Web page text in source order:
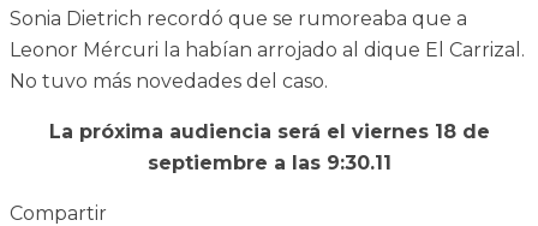
Sonia Dietrich recordó que se rumoreaba que a
Leonor Mércuri la habían arrojado al dique El Carrizal.
No tuvo más novedades del caso.
La próxima audiencia será el viernes 18 de
septiembre a las 9:30.11
Compartir